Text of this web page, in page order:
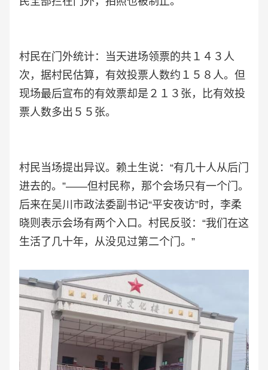
村民在门外统计：当天进场领票的共１４３人
次，据村民估算，有效投票人数约１５８人。但
现场最后宣布的有效票却是２１３张，比有效投
票人数多出５５张。
村民当场提出异议。赖土生说：“有几十人从后门
进去的。”——但村民称，那个会场只有一个门。
后来在吴川市政法委副书记“平安夜访”时，李柔
晓则表示会场有两个入口。村民反驳：“我们在这
生活了几十年，从没见过第二个门。”